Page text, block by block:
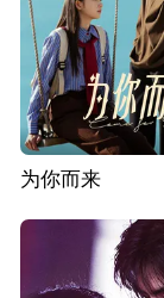
为你而来